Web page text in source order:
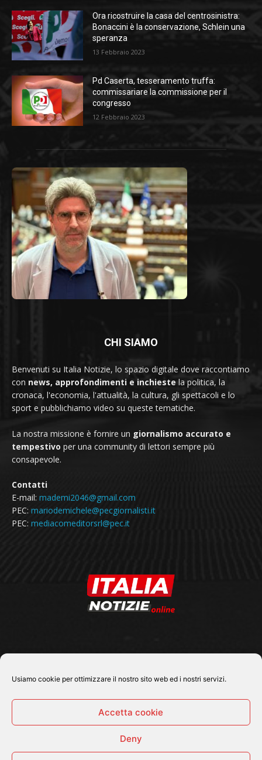
Usiamo cookie per ottimizzare il nostro sito web ed i nostri servizi.
Accetta cookie
Deny
Ora ricostruire la casa del centrosinistra:
Bonaccini è la conservazione, Schlein una
speranza
13 Febbraio 2023
Pd Caserta, tesseramento truffa:
commissariare la commissione per il
congresso
12 Febbraio 2023
CHI SIAMO
Benvenuti su Italia Notizie, lo spazio digitale dove raccontiamo
con news, approfondimenti e inchieste la politica, la
cronaca, l'economia, l'attualità, la cultura, gli spettacoli e lo
sport e pubblichiamo video su queste tematiche.
La nostra missione è fornire un giornalismo accurato e
tempestivo per una community di lettori sempre più
consapevole.
Contatti
E-mail: mademi2046@gmail.com
PEC: mariodemichele@pecgiornalisti.it
PEC: mediacomeditorsrl@pec.it
SEGUICI SU
© 2026 Tutti i diritti riservati - Italia Notizie .online |